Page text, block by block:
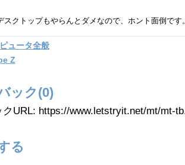
スクトップもやらんとダメなので、ホント面倒です
ュータ全般
Z
ック(0)
クURL: https://www.letstryit.net/mt/mt-
る